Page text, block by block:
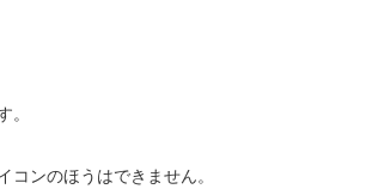
ンのほうはできません。